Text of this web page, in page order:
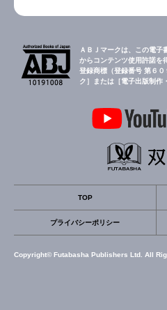
ＡＢＪマークは、この電子
からコンテンツ使用許諾を
登録商標（登録番号 第６
ク］または［電子出版制作
TOP
プライバシーポリシー
Copyright© Futabasha Publishers Ltd. All